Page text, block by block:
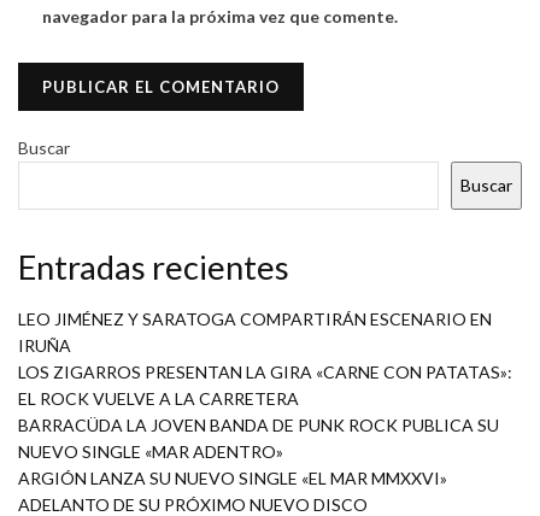
navegador para la próxima vez que comente.
Buscar
Buscar
Entradas recientes
LEO JIMÉNEZ Y SARATOGA COMPARTIRÁN ESCENARIO EN
IRUÑA
LOS ZIGARROS PRESENTAN LA GIRA «CARNE CON PATATAS»:
EL ROCK VUELVE A LA CARRETERA
BARRACÜDA LA JOVEN BANDA DE PUNK ROCK PUBLICA SU
NUEVO SINGLE «MAR ADENTRO»
ARGIÓN LANZA SU NUEVO SINGLE «EL MAR MMXXVI»
ADELANTO DE SU PRÓXIMO NUEVO DISCO